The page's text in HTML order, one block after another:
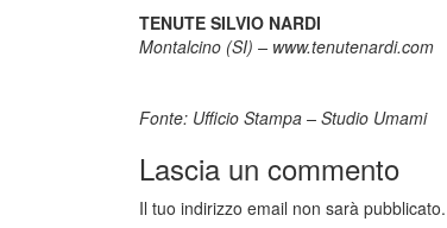
TENUTE SILVIO NARDI
Montalcino (SI) – www.tenutenardi.com
Fonte: Ufficio Stampa – Studio Umami
Lascia un commento
Il tuo indirizzo email non sarà pubblicato.